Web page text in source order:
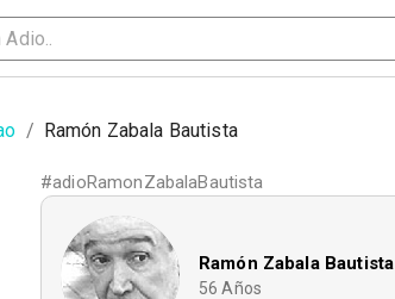
/ Ramón Zabala Bautista
#adioRamonZabalaBautista
Ramón Zabala Bautista
56 Años